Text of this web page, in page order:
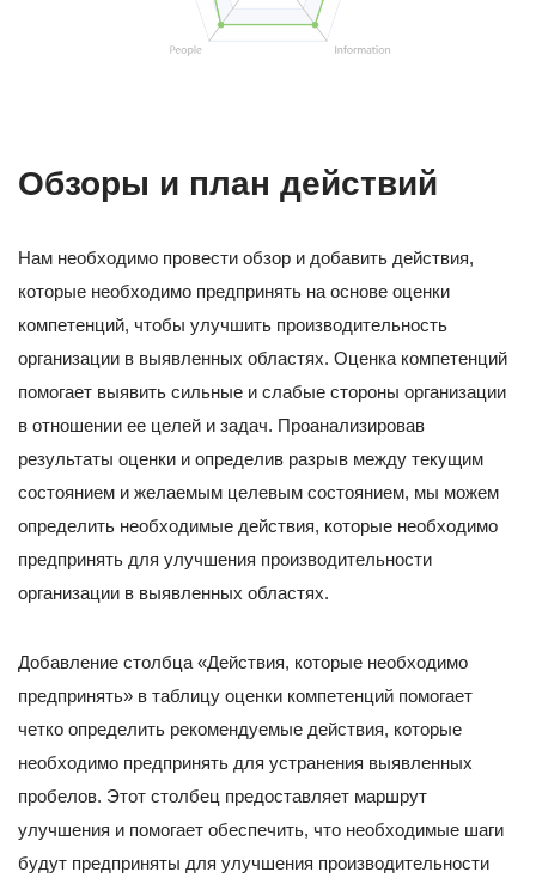
Обзоры и план действий
Нам необходимо провести обзор и добавить действия,
которые необходимо предпринять на основе оценки
компетенций, чтобы улучшить производительность
организации в выявленных областях. Оценка компетенций
помогает выявить сильные и слабые стороны организации
в отношении ее целей и задач. Проанализировав
результаты оценки и определив разрыв между текущим
состоянием и желаемым целевым состоянием, мы можем
определить необходимые действия, которые необходимо
предпринять для улучшения производительности
организации в выявленных областях.
Добавление столбца «Действия, которые необходимо
предпринять» в таблицу оценки компетенций помогает
четко определить рекомендуемые действия, которые
необходимо предпринять для устранения выявленных
пробелов. Этот столбец предоставляет маршрут
улучшения и помогает обеспечить, что необходимые шаги
будут предприняты для улучшения производительности